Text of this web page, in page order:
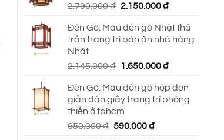
690.000 ₫.
2.790.000₫ Giá
là:
2.790.000 ₫.
2.150.000₫Giá
tại
là:
Đèn Gỗ: Mẫu đèn gỗ Nhật thả
trần trang trí bàn ăn nhà hàng
Nhật
2.145.000₫
Giá
là:
2.145.000 ₫.
1.650.000₫Giá
tại
là:
Đèn Gỗ: Mẫu đèn gỗ hộp đơn
giản dán giấy trang trí phòng
thiền ở tphcm
650.000₫ Giá
590.000₫Giá